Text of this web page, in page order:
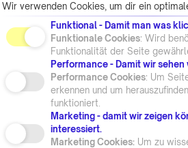
Wir verwenden Cookies, um dir ein
Funktional - Damit man was
Funktionale Cookies: Wird
Funktionalität der Seite
Performance - Damit wir
Performance Cookies: Um
erkennen und um
funktioniert.
Marketing - damit wir zeigen
interessiert.
Marketing Cookies: Um zu